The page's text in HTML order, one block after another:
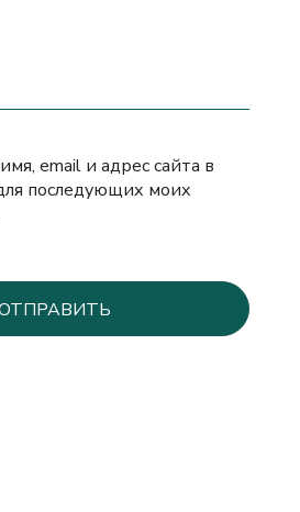
email и адрес сайта в
последующих моих